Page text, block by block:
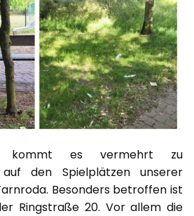
es vermehrt zu
auf den Spielplätzen unserer
Besonders betroffen ist
Ringstraße 20. Vor allem die